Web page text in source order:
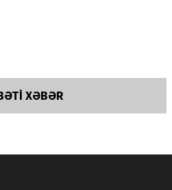
XƏBƏR